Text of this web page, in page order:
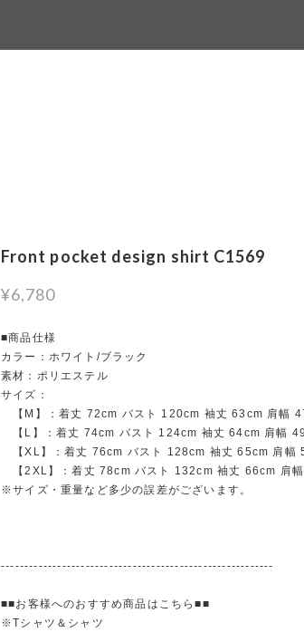
Front pocket design shirt C1569
¥6,780
■商品仕様
カラー：ホワイト/ブラック
素材：ポリエステル
サイズ：
【M】：着丈 72cm バスト 120cm 袖丈 63cm 肩幅
【L】：着丈 74cm バスト 124cm 袖丈 64cm 肩幅
【XL】：着丈 76cm バスト 128cm 袖丈 65cm 肩幅
【2XL】：着丈 78cm バスト 132cm 袖丈 66cm 肩
※サイズ・重量など多少の誤差がございます。
----------------------------------------------------------
■■お客様へのおすすめ商品はこちら■■
※Tシャツ＆シャツ